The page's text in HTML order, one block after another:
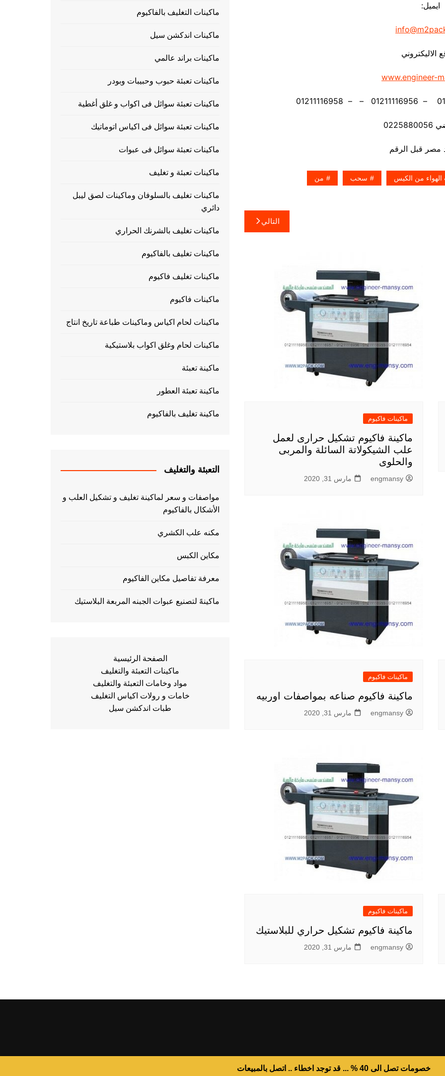
ايميل:
الاليكتروني
www.engineer-
من الكيس سحب من
التالي
ماكينات فاكيوم
ماكينة فاكيوم تشكيل حرارى لعمل
علب الشيكولاتة السائلة والمربى
والحلوى
engmansy مارس 31, 2020
ماكينات فاكيوم
ماكينة فاكيوم صناعه بمواصفات اوربيه
engmansy مارس 31, 2020
ماكينات فاكيوم
ماكينة فاكيوم تشكيل حراري للبلاستيك
engmansy مارس 31, 2020
ماكينات التغليف بالفاكيوم
ماكينات اندكشن سيل
ماكينات براند عالمي
ماكينات تعبئة حبوب وحبيبات وبودر
ماكينات تعبئة سوائل فى اكواب و غلق أغطية
ماكينات تعبئة سوائل فى اكياس اتوماتيك
ماكينات تعبئة سوائل فى عبوات
ماكينات تعبئة و تغليف
ماكينات تغليف بالسلوفان وماكينات لصق ليبل
دائري
ماكينات تغليف بالشرنك الحراري
ماكينات تغليف بالفاكيوم
ماكينات تغليف فاكيوم
ماكينات فاكيوم
ماكينات لحام اكياس وماكينات طباعة تاريخ انتاج
ماكينات لحام وغلق اكواب بلاستيكية
ماكينة تعبئة
ماكينة تعبئة العطور
ماكينة تغليف بالفاكيوم
التعبئة والتغليف
مواصفات و سعر لماكينة تغليف و تشكيل العلب و
الأشكال بالفاكيوم
مكنه علب الكشري
مكاين الكبس
معرفة تفاصيل مكاين الفاكيوم
ماكينهً لتصنيع عبوات الجبنه المربعة البلاستيك
الصفحة الرئيسية
ماكينات التعبئة والتغليف
مواد وخامات التعبئة والتغليف
خامات و رولات اكياس التغليف
طبات اندكشن سيل
خصومات تصل الى 40 % ... قد توجد اخطاء .. اتصل بالمبيعات